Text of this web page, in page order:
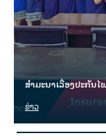
ສຳມະນາເລື່ອງປະກັນ
ຂ່າວ